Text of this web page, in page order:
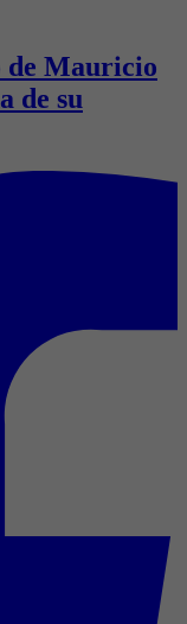
de Mauricio
de su